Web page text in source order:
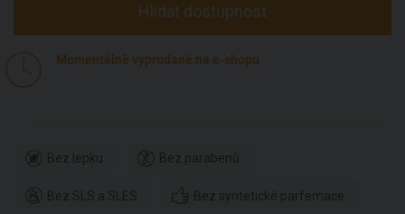
Hlídat dostupnost
Momentálně vyprodané na e-shopu
Bez lepku Bez parabenů
Bez SLS a SLES Bez syntetické parfemace